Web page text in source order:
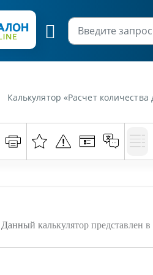
Калькулятор «Расчет
Данный калькулятор представлен